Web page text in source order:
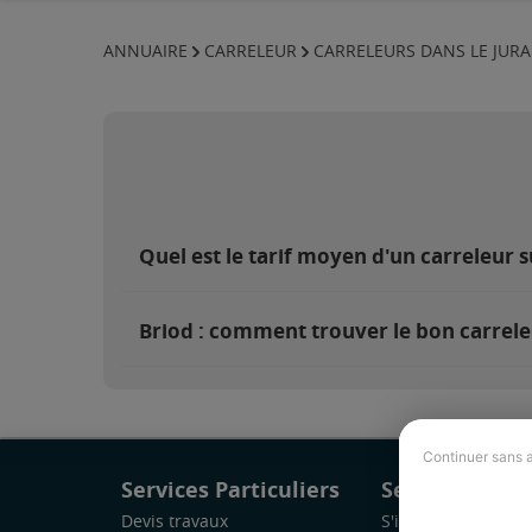
Continuer sans
ANNUAIRE CARRELEUR CARRELEURS DANS LE JURA
Quel est le tarif moyen d'un carreleur
Briod : comment trouver le bon
Services Particuliers
Devis travaux
Services Pro
S'inscrire